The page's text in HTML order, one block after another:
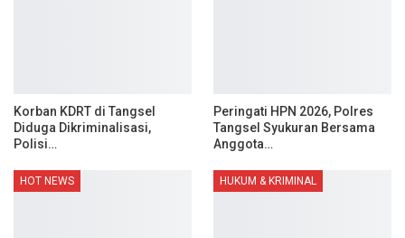
Korban KDRT di Tangsel
Diduga Dikriminalisasi,
Polisi…
Peringati HPN 2026, Polres
Tangsel Syukuran Bersama
Anggota…
HOT NEWS HUKUM & KRIMINAL